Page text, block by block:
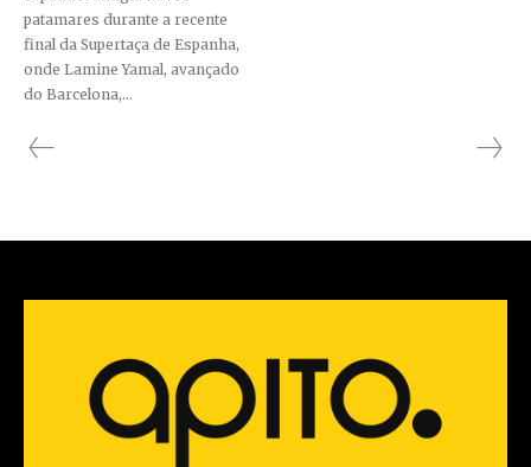
patamares durante a recente
final da Supertaça de Espanha,
onde Lamine Yamal, avançado
do Barcelona,...